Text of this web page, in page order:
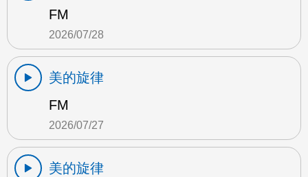
FM
2026/07/28
美的旋律
FM
2026/07/27
美的旋律